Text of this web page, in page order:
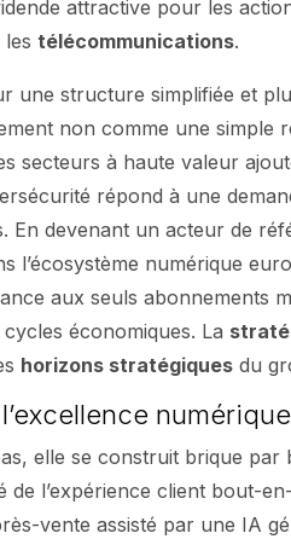
attractive pour les
lestélécommunications.
une structure simplifiée et
non comme une simple
secteurs à haute valeur
répond à une
En devenant un acteur de
l’écosystème numérique
aux seuls abonnements
économiques. La
horizons stratégiques du
elle se construit brique
de l’expérience client bout-
vente assisté par une IA